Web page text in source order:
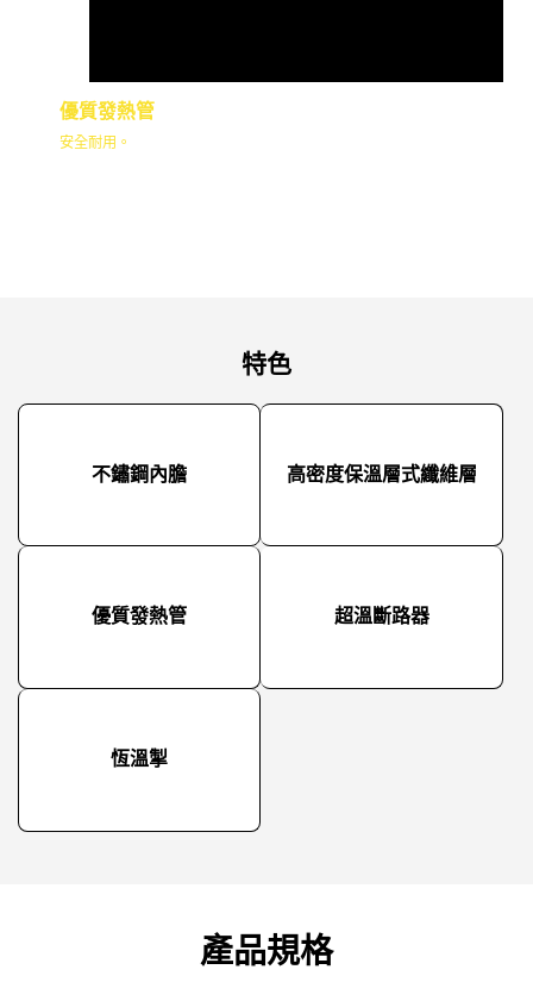
優質發熱管
安全耐用。
特色
不鏽鋼內膽 高密度保溫層式纖維層
優質發熱管 超溫斷路器
恆溫掣
產品規格